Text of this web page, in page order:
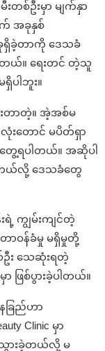
စ်ဦးမှာ မျက်နှာ
က် အခုနှစ်
ရှိခဲ့တာကို ဒေသခံ
တယ်။ ရေးတင် တဲ့သူ
ပါဘူး။
းတာတဲ့။ အဲ့အစ်မ
တောင် မပိတ်ရှာ
တွေ့ရပါတယ်။ အဆိုပါ
တယ်လို့ ဒေသခံတွေ
ရဲ့ ကျွမ်းကျင်တဲ့
ဝန်ခံမှု မရှိမှုတို့
း သေဆုံးရတဲ့
ဖြစ်ပွားခဲ့ပါတယ်။
ခြည်ဟာ
Clinic မှာ
သွားခဲ့တယ်လို့ မ